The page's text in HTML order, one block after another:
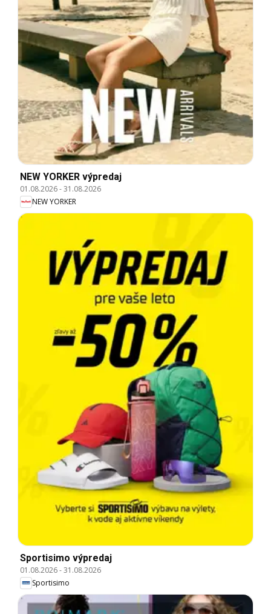
NEW YORKER výpredaj
01.08.2026-31.08.2026
NEW YORKER
Sportisimo výpredaj
01.08.2026-31.08.2026
Sportisimo